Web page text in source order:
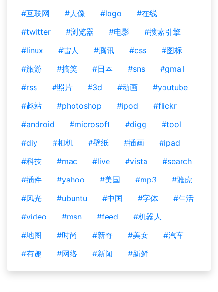
#互联网
#人像 #logo
#在线
#twitter
#浏览器 #电影
#搜索引擎
#linux
#雷人 #腾讯 #css
#图标
#旅游
#搞笑 #日本 #sns
#gmail
#rss
#照片 #3d #动画
#youtube
#趣站
#photoshop #ipod
#flickr
#android
#microsoft #digg
#tool
#diy
#相机 #壁纸 #插画
#ipad
#科技
#mac #live #vista
#search
#插件
#yahoo #美国 #mp3
#雅虎
#风光
#ubuntu #中国 #字体
#生活
#video
#msn #feed
#机器人
#地图
#时尚 #新奇 #美女
#汽车
#有趣
#网络 #新闻 #新鲜